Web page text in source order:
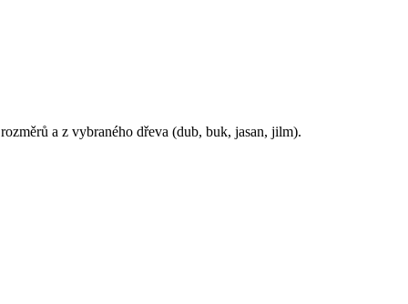
a z vybraného dřeva (dub, buk, jasan, jilm).